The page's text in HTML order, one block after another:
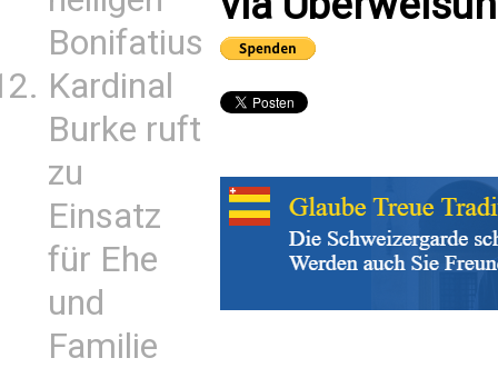
Bonifatius
Kardinal
Burke ruft
zu
Einsatz
für Ehe
und
Familie